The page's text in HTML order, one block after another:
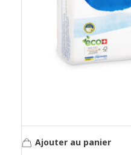
Ajouter au panier